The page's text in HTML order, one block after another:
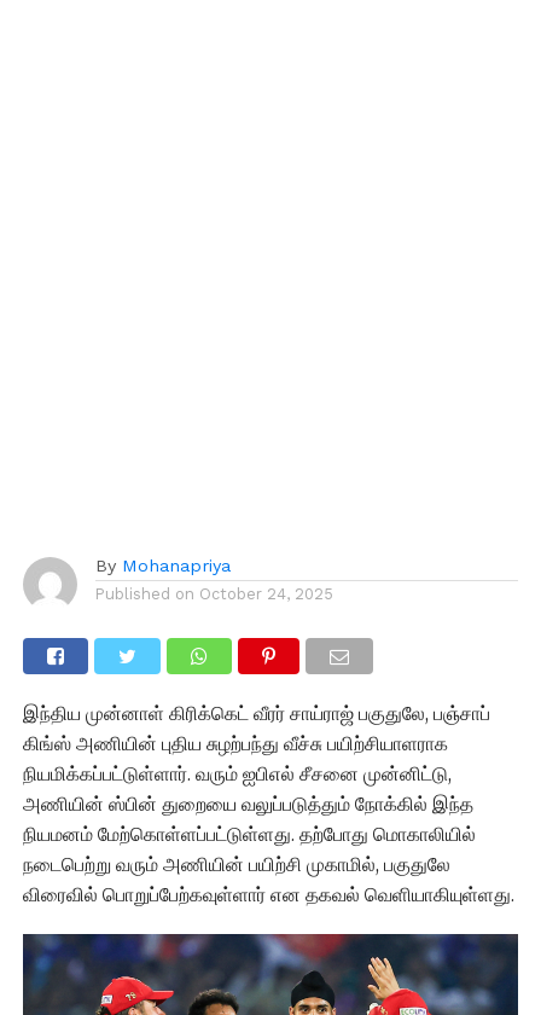
By Mohanapriya
Published on October 24, 2025
இந்திய முன்னாள் கிரிக்கெட் வீரர் சாய்ராஜ் பகுதுலே, பஞ்சாப்
கிங்ஸ் அணியின் புதிய சுழற்பந்து வீச்சு பயிற்சியாளராக
நியமிக்கப்பட்டுள்ளார். வரும் ஐபிஎல் சீசனை முன்னிட்டு,
அணியின் ஸ்பின் துறையை வலுப்படுத்தும் நோக்கில் இந்த
நியமனம் மேற்கொள்ளப்பட்டுள்ளது. தற்போது மொகாலியில்
நடைபெற்று வரும் அணியின் பயிற்சி முகாமில், பகுதுலே
விரைவில் பொறுப்பேற்கவுள்ளார் என தகவல் வெளியாகியுள்ளது.